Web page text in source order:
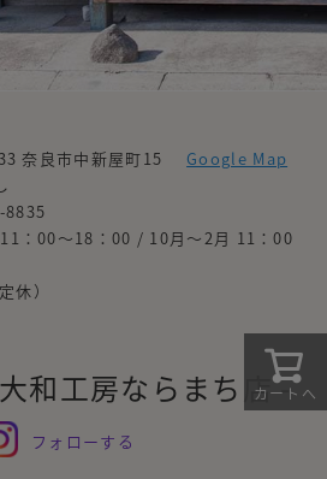
奈良市中新屋町15
Google Map
8835
：00～18：00 / 10月～2月 11：00
休）
和工房ならまち店 -
フォローする
カートへ